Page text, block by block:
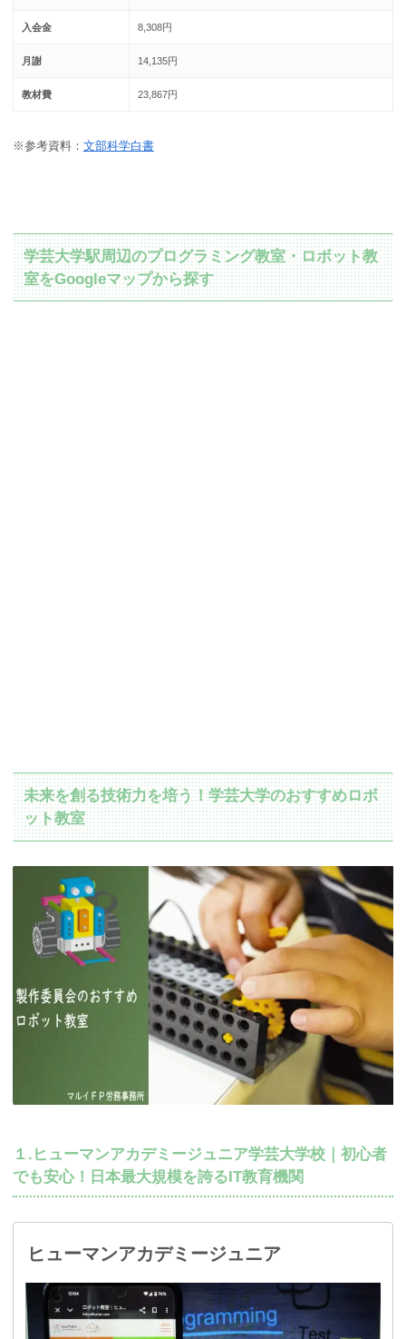
入会金 8,308円
月謝 14,135円
教材費 23,867円
※参考資料： 文部科学白書
学芸大学駅周辺のプログラミング教室・ロボット教
室をGoogleマップから探す
未来を創る技術力を培う！学芸大学のおすすめロボ
ット教室
１.ヒューマンアカデミージュニア学芸大学校｜初心者
でも安心！日本最大規模を誇るIT教育機関
ヒューマンアカデミージュニア